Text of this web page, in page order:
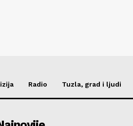
Radio Tuzla, grad i ljudi